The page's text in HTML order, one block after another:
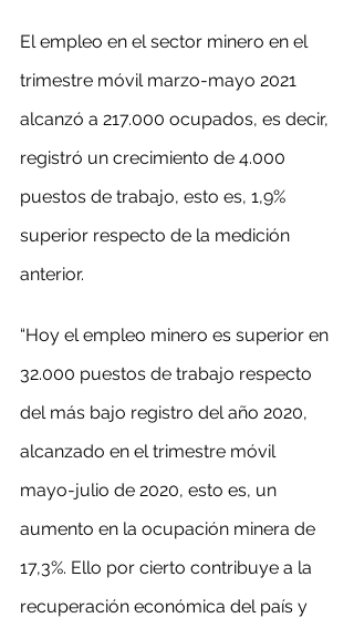
El empleo en el sector minero en el
trimestre móvil marzo-mayo 2021
alcanzó a 217.000 ocupados, es decir,
registró un crecimiento de 4.000
puestos de trabajo, esto es, 1,9%
superior respecto de la medición
anterior.
“Hoy el empleo minero es superior en
32.000 puestos de trabajo respecto
del más bajo registro del año 2020,
alcanzado en el trimestre móvil
mayo-julio de 2020, esto es, un
aumento en la ocupación minera de
17,3%. Ello por cierto contribuye a la
recuperación económica del país y